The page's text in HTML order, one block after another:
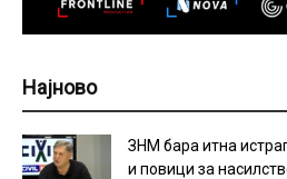
Најново
ЗНМ бара итна
и повици за